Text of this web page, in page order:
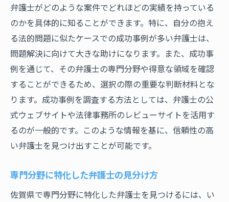
弁護士がどのような案件でどれほどの実績を持っている
のかを具体的に知ることができます。特に、自分の抱え
る法的問題に似たケースでの成功事例が多い弁護士は、
問題解決に向けて大きな助けになります。また、成功事
例を通じて、その弁護士の専門分野や得意な領域を確認
することができるため、選択の際の重要な判断材料とな
ります。成功事例を調査する方法としては、弁護士の公
式ウェブサイトや法律事務所のレビューサイトを活用す
るのが一般的です。このような情報を基に、信頼性の高
い弁護士を見つけ出すことが可能です。
専門分野に特化した弁護士の見分け方
佐賀県で専門分野に特化した弁護士を見つけるには、い